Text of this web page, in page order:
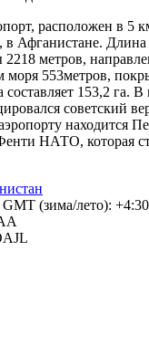
расположен в 5
в Афганистане. Длина
метров,
моря 553метров,
153,2 га. В
советский
находится
НАТО, которая
(зима/лето):